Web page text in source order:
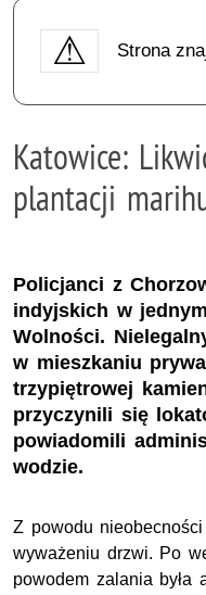
Strona
Katowice:
plantacji
Policjanci z
indyjskich w
Wolności.
w mieszkaniu
trzypiętrowej
przyczynili się
powiadomili
wodzie.
Z powodu
wyważeniu drzwi. Po
powodem zalania była